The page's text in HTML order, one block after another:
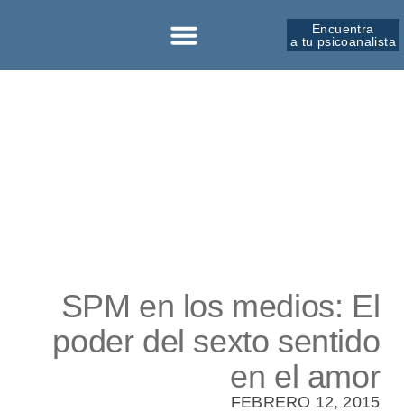
Encuentra
a tu psicoanalista
SPM en los medios: El
poder del sexto sentido
en el amor
FEBRERO 12, 2015